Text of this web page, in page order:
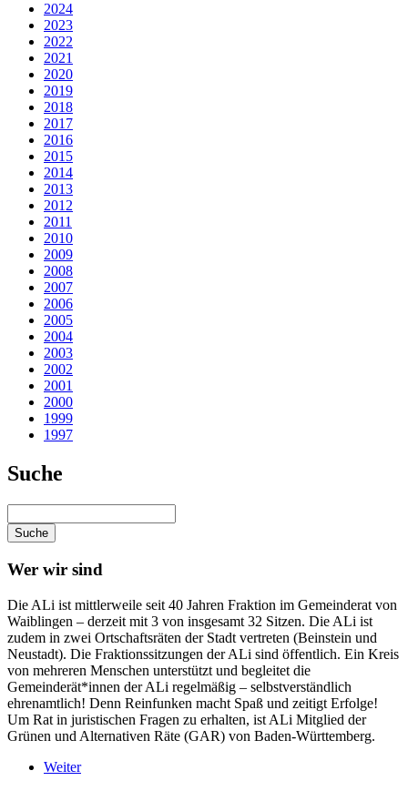
2024
2023
2022
2021
2020
2019
2018
2017
2016
2015
2014
2013
2012
2011
2010
2009
2008
2007
2006
2005
2004
2003
2002
2001
2000
1999
1997
Suche
Wer wir sind
Die ALi ist mittlerweile seit 40 Jahren Fraktion im Gemeinderat von
Waiblingen – derzeit mit 3 von insgesamt 32 Sitzen. Die ALi ist
zudem in zwei Ortschaftsräten der Stadt vertreten (Beinstein und
Neustadt). Die Fraktionssitzungen der ALi sind öffentlich. Ein Kreis
von mehreren Menschen unterstützt und begleitet die
Gemeinderät*innen der ALi regelmäßig – selbstverständlich
ehrenamtlich! Denn Reinfunken macht Spaß und zeitigt Erfolge!
Um Rat in juristischen Fragen zu erhalten, ist ALi Mitglied der
Grünen und Alternativen Räte (GAR) von Baden-Württemberg.
Weiter